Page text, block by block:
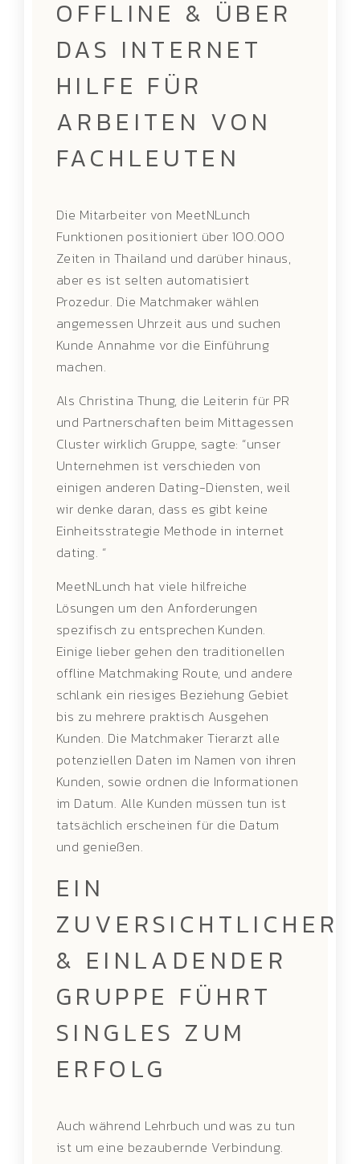
OFFLINE & ÜBER
DAS INTERNET
HILFE FÜR
ARBEITEN VON
FACHLEUTEN
Die Mitarbeiter von MeetNLunch
Funktionen positioniert über 100.000
Zeiten in Thailand und darüber hinaus,
aber es ist selten automatisiert
Prozedur. Die Matchmaker wählen
angemessen Uhrzeit aus und suchen
Kunde Annahme vor die Einführung
machen.
Als Christina Thung, die Leiterin für PR
und Partnerschaften beim Mittagessen
Cluster wirklich Gruppe, sagte: “unser
Unternehmen ist verschieden von
einigen anderen Dating-Diensten, weil
wir denke daran, dass es gibt keine
Einheitsstrategie Methode in internet
dating. “
MeetNLunch hat viele hilfreiche
Lösungen um den Anforderungen
spezifisch zu entsprechen Kunden.
Einige lieber gehen den traditionellen
offline Matchmaking Route, und andere
schlank ein riesiges Beziehung Gebiet
bis zu mehrere praktisch Ausgehen
Kunden. Die Matchmaker Tierarzt alle
potenziellen Daten im Namen von ihren
Kunden, sowie ordnen die Informationen
im Datum. Alle Kunden müssen tun ist
tatsächlich erscheinen für die Datum
und genießen.
EIN
ZUVERSICHTLICHER
& EINLADENDER
GRUPPE FÜHRT
SINGLES ZUM
ERFOLG
Auch während Lehrbuch und was zu tun
ist um eine bezaubernde Verbindung.